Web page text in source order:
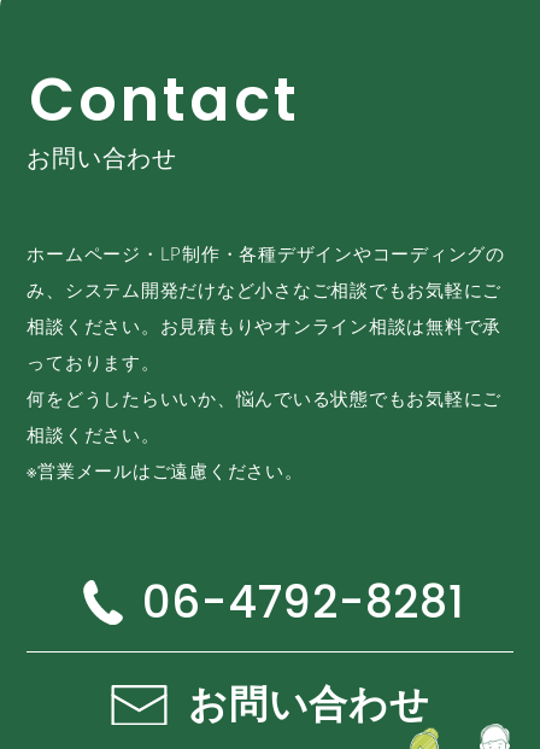
Contact
お問い合わせ
ホームページ・LP制作・各種デザインやコーディングの
み、システム開発だけなど小さなご相談でもお気軽にご
相談ください。お見積もりやオンライン相談は無料で承
っております。
何をどうしたらいいか、悩んでいる状態でもお気軽にご
相談ください。
※営業メールはご遠慮ください。
06-4792-8281
お問い合わせ